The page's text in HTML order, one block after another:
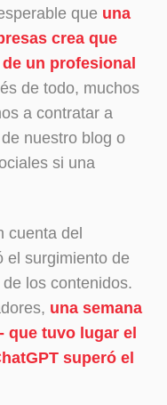
que una
crea que
un profesional
de todo, muchos
a contratar a
nuestro blog o
si una
cuenta del
el surgimiento de
los contenidos.
una semana
que tuvo lugar el
superó el